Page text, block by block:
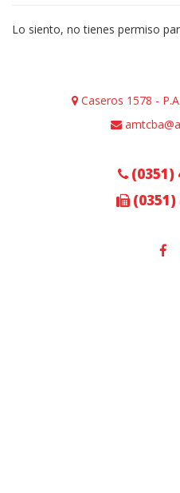
Lo siento, no tienes permiso
Caseros 1578 -
(0351)
(0351)